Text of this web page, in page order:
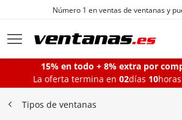
Ir al contenido
Número 1 en ventas de ventanas y
Ventanas
15% en todo + 8% extra por
La oferta termina en 02días 10horas
Tipos de ventanas